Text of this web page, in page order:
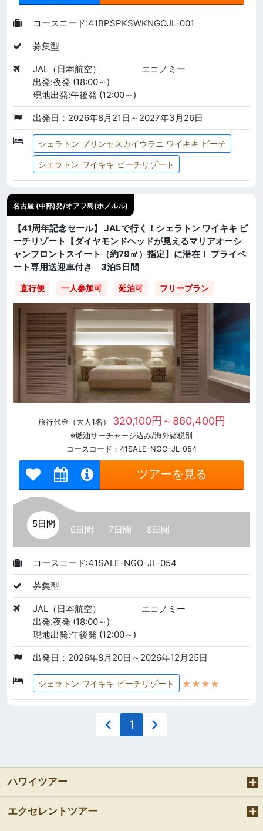
コースコード:41BPSPKSWKNGOJL-001
募集型
JAL（日本航空）
エコノミー
出発:夜発 (18:00～)
現地出発:午後発 (12:00～)
出発日：2026年8月21日～2027年3月26日
シェラトン プリンセスカイウラニ ワイキキ ビーチ
シェラトン ワイキキ ビーチリゾート
名古屋 (中部)発/オアフ島(ホノルル)
【41周年記念セール】 JALで行く！シェラトン ワイキキ ビ
ーチリゾート【ダイヤモンドヘッドが見えるマリアオーシ
ャンフロントスイート（約79㎡）指定】に滞在！ プライベ
ート専用送迎車付き 3泊5日間
直行便 一人参加可 延泊可 フリープラン
旅行代金（大人1名） 320,100円～860,400円
※燃油サーチャージ込み/海外諸税別
コースコード：41SALE-NGO-JL-054
ツアーを見る
5日間
6日間 7日間 8日間
コースコード:41SALE-NGO-JL-054
募集型
JAL（日本航空）
エコノミー
出発:夜発 (18:00～)
現地出発:午後発 (12:00～)
出発日：2026年8月20日～2026年12月25日
シェラトン ワイキキ ビーチリゾート ★★★★
1
ハワイツアー
エクセレントツアー